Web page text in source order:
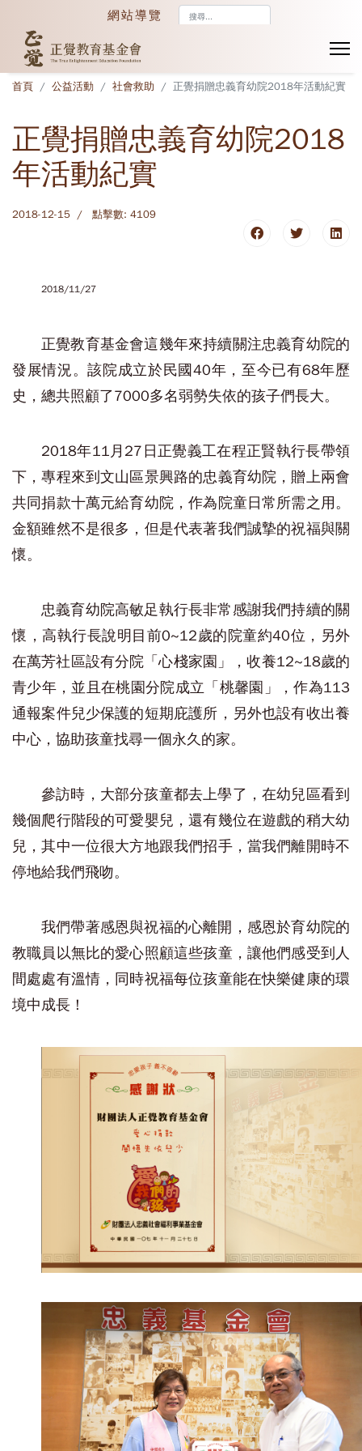
網站導覽
首頁 公益活動 社會救助 正覺捐贈忠義育幼院2018年活動紀實
正覺捐贈忠義育幼院2018
年活動紀實
2018-12-15 點擊數: 4109
2018/11/27
正覺教育基金會這幾年來持續關注忠義育幼院的
發展情況。該院成立於民國40年，至今已有68年歷
史，總共照顧了7000多名弱勢失依的孩子們長大。
2018年11月27日正覺義工在程正賢執行長帶領
下，專程來到文山區景興路的忠義育幼院，贈上兩會
共同捐款十萬元給育幼院，作為院童日常所需之用。
金額雖然不是很多，但是代表著我們誠摯的祝福與關
懷。
忠義育幼院高敏足執行長非常感謝我們持續的關
懷，高執行長說明目前0~12歲的院童約40位，另外
在萬芳社區設有分院「心棧家園」，收養12~18歲的
青少年，並且在桃園分院成立「桃馨園」，作為113
通報案件兒少保護的短期庇護所，另外也設有收出養
中心，協助孩童找尋一個永久的家。
參訪時，大部分孩童都去上學了，在幼兒區看到
幾個爬行階段的可愛嬰兒，還有幾位在遊戲的稍大幼
兒，其中一位很大方地跟我們招手，當我們離開時不
停地給我們飛吻。
我們帶著感恩與祝福的心離開，感恩於育幼院的
教職員以無比的愛心照顧這些孩童，讓他們感受到人
間處處有溫情，同時祝福每位孩童能在快樂健康的環
境中成長！